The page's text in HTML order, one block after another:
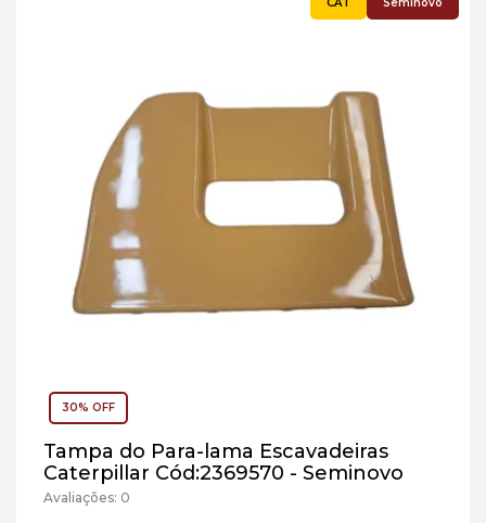
Seminovo
30% OFF
Tampa do Para-lama Escavadeiras
Caterpillar Cód:2369570 - Seminovo
Avaliações: 0